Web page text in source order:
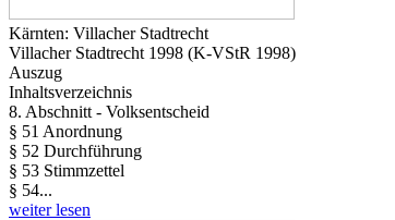
Kärnten: Villacher Stadtrecht
Villacher Stadtrecht 1998 (K-VStR 1998)
Auszug
Inhaltsverzeichnis
8. Abschnitt - Volksentscheid
§ 51 Anordnung
§ 52 Durchführung
§ 53 Stimmzettel
§ 54...
weiter lesen